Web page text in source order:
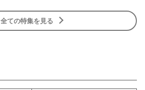
全ての特集を見る